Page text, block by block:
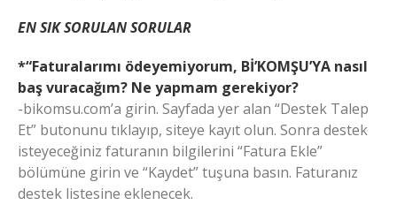
EN SIK SORULAN SORULAR
*“Faturalarımı ödeyemiyorum, Bİ’KOMŞU’YA nasıl
baş vuracağım? Ne yapmam gerekiyor?
-bikomsu.com’a girin. Sayfada yer alan “Destek Talep
Et” butonunu tıklayıp, siteye kayıt olun. Sonra destek
isteyeceğiniz faturanın bilgilerini “Fatura Ekle”
bölümüne girin ve “Kaydet” tuşuna basın. Faturanız
destek listesine eklenecek.